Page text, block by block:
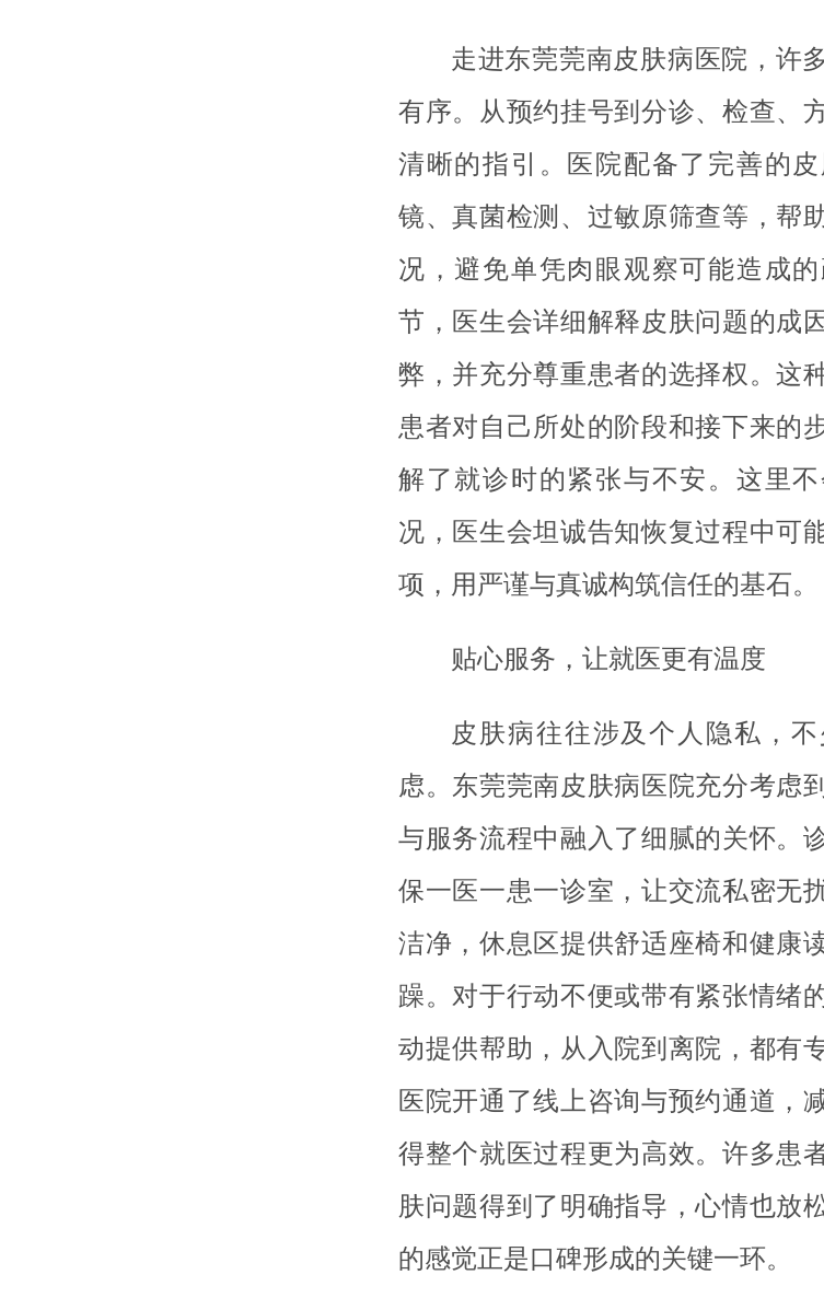
走进东莞莞南皮肤病医院，许
有序。从预约挂号到分诊、检查、
清晰的指引。医院配备了完善的
镜、真菌检测、过敏原筛查等，帮
况，避免单凭肉眼观察可能造成
节，医生会详细解释皮肤问题的成
弊，并充分尊重患者的选择权。这
患者对自己所处的阶段和接下来的
解了就诊时的紧张与不安。这里
况，医生会坦诚告知恢复过程中可
项，用严谨与真诚构筑信任的基石。
贴心服务，让就医更有温度
皮肤病往往涉及个人隐私，
虑。东莞莞南皮肤病医院充分考虑
与服务流程中融入了细腻的关怀。
保一医一患一诊室，让交流私密无
洁净，休息区提供舒适座椅和健康
躁。对于行动不便或带有紧张情绪
动提供帮助，从入院到离院，都有
医院开通了线上咨询与预约通道，
得整个就医过程更为高效。许多患
肤问题得到了明确指导，心情也放
的感觉正是口碑形成的关键一环。